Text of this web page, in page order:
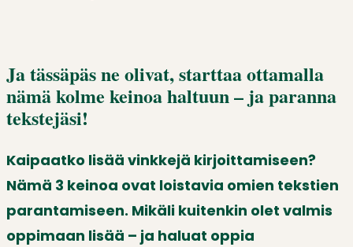
Ja tässäpäs ne olivat, starttaa ottamalla
nämä kolme keinoa haltuun – ja paranna
tekstejäsi!
Kaipaatko lisää vinkkejä kirjoittamiseen?
Nämä 3 keinoa ovat loistavia omien tekstien
parantamiseen. Mikäli kuitenkin olet valmis
oppimaan lisää – ja haluat oppia